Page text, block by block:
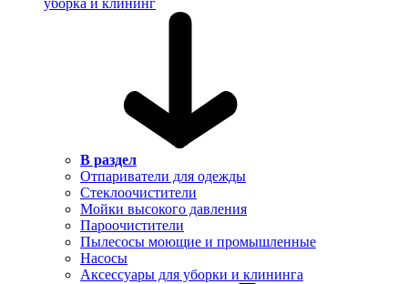
уборка и клининг
В раздел
Отпариватели для одежды
Стеклоочистители
Мойки высокого давления
Пароочистители
Пылесосы моющие и промышленные
Насосы
Аксессуары для уборки и клининга